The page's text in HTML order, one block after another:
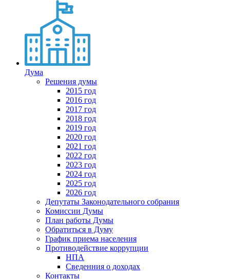
Дума
Решения думы
2015 год
2016 год
2017 год
2018 год
2019 год
2020 год
2021 год
2022 год
2023 год
2024 год
2025 год
2026 год
Депутаты Законодательного собрания
Комиссии Думы
План работы Думы
Обратиться в Думу
График приема населения
Противодействие коррупции
НПА
Сведенния о доходах
Контакты